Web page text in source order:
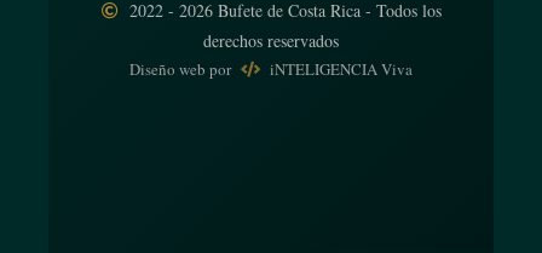
2022 - 2026 Bufete de Costa Rica - Todos los
derechos reservados
Diseño web por iNTELIGENCIA Viva